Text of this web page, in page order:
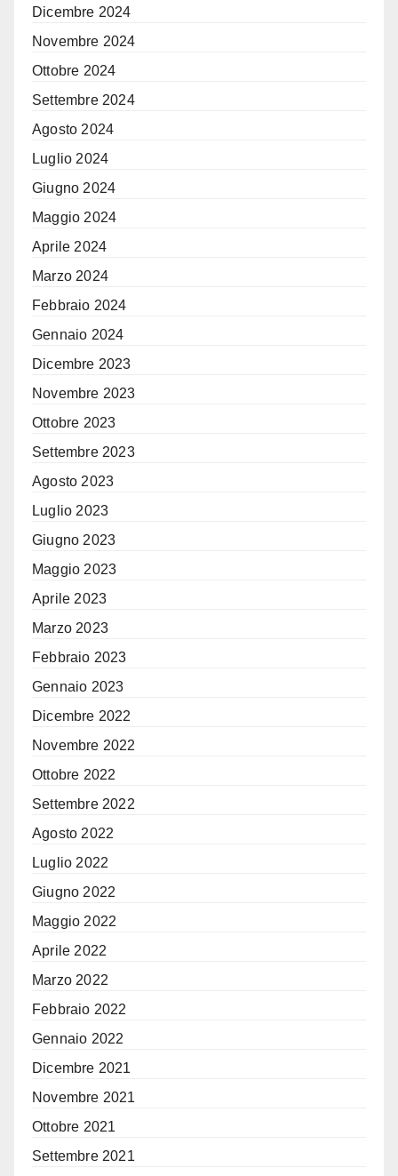
Dicembre 2024
Novembre 2024
Ottobre 2024
Settembre 2024
Agosto 2024
Luglio 2024
Giugno 2024
Maggio 2024
Aprile 2024
Marzo 2024
Febbraio 2024
Gennaio 2024
Dicembre 2023
Novembre 2023
Ottobre 2023
Settembre 2023
Agosto 2023
Luglio 2023
Giugno 2023
Maggio 2023
Aprile 2023
Marzo 2023
Febbraio 2023
Gennaio 2023
Dicembre 2022
Novembre 2022
Ottobre 2022
Settembre 2022
Agosto 2022
Luglio 2022
Giugno 2022
Maggio 2022
Aprile 2022
Marzo 2022
Febbraio 2022
Gennaio 2022
Dicembre 2021
Novembre 2021
Ottobre 2021
Settembre 2021